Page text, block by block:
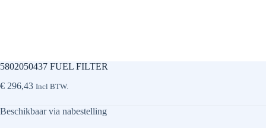
5802050437 FUEL FILTER
€ 296,43 Incl BTW.
Beschikbaar via nabestelling